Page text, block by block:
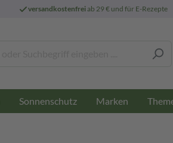
versandkostenfreiab 29 € und für E-Rezepte
Sonnenschutz Marken